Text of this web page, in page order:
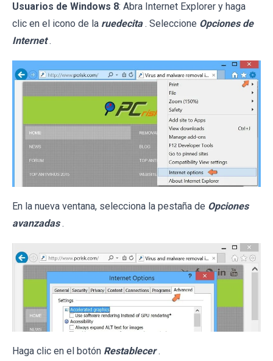
Usuarios de Windows 8: Abra Internet Explorer y haga
clic en el icono de la ruedecita . Seleccione Opciones de
Internet .
En la nueva ventana, selecciona la pestaña de Opciones
avanzadas .
Haga clic en el botón Restablecer .